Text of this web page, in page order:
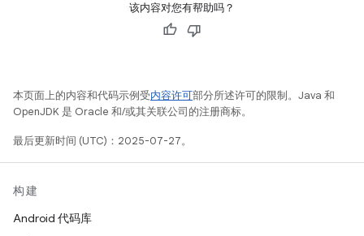
该内容对您有帮助吗？
本页面上的内容和代码示例受内容许可部分所述许可的限制。Java 和
OpenJDK 是 Oracle 和/或其关联公司的注册商标。
最后更新时间 (UTC)：2025-07-27。
构建
Android 代码库